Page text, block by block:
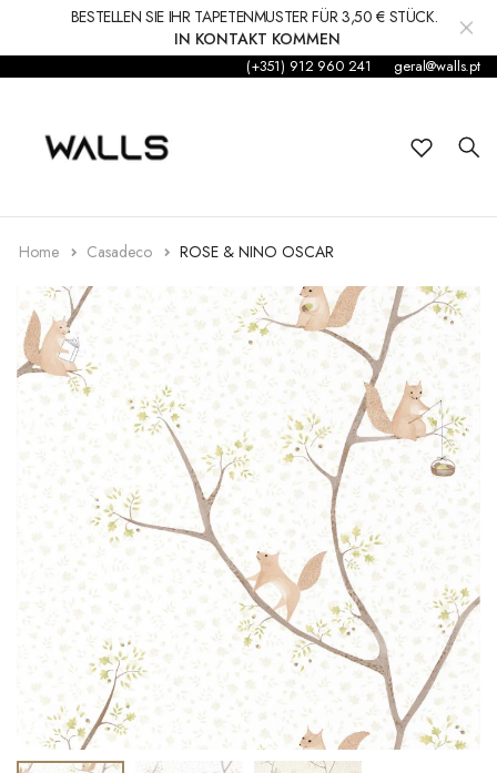
BESTELLEN SIE IHR TAPETENMUSTER FÜR 3,50 € STÜCK.
IN KONTAKT KOMMEN
(+351) 912 960 241 geral@walls.pt
Home Casadeco ROSE & NINO OSCAR
Hintergrund
Wandgemälde
Aufkleber
Zubehör
Teppiche und Teppiche
Dekorationen